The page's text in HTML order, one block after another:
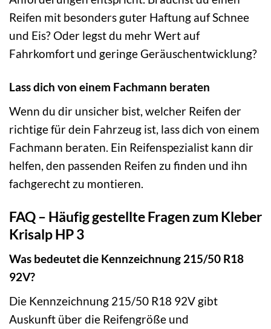
Reifen mit besonders guter Haftung auf Schnee
und Eis? Oder legst du mehr Wert auf
Fahrkomfort und geringe Geräuschentwicklung?
Lass dich von einem Fachmann beraten
Wenn du dir unsicher bist, welcher Reifen der
richtige für dein Fahrzeug ist, lass dich von einem
Fachmann beraten. Ein Reifenspezialist kann dir
helfen, den passenden Reifen zu finden und ihn
fachgerecht zu montieren.
FAQ – Häufig gestellte Fragen zum Kleber
Krisalp HP 3
Was bedeutet die Kennzeichnung 215/50 R18
92V?
Die Kennzeichnung 215/50 R18 92V gibt
Auskunft über die Reifengröße und